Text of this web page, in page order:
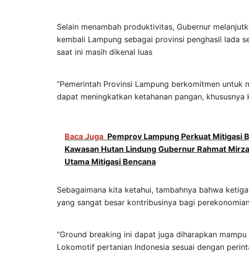
Selain menambah produktivitas, Gubernur
kembali Lampung sebagai provinsi penghasil lada
saat ini masih dikenal luas
“Pemerintah Provinsi Lampung berkomitmen
dapat meningkatkan ketahanan pangan,
Baca Juga Pemprov Lampung Perkuat Mitigasi
Kawasan Hutan Lindung Gubernur Rahmat
Utama Mitigasi Bencana
Sebagaimana kita ketahui, tambahnya bahwa
yang sangat besar kontribusinya bagi
“Ground breaking ini dapat juga diharapkan
Lokomotif pertanian Indonesia sesuai dengan